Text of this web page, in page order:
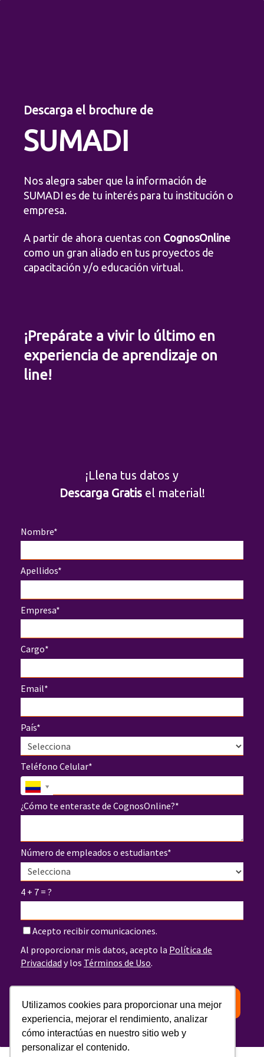
Utilizamos cookies para proporcionar una mejor
experiencia, mejorar el rendimiento, analizar
cómo interactúas en nuestro sitio web y
personalizar el contenido.
Descarga el brochure de
SUMADI
Nos alegra saber que la información de
SUMADI es de tu interés para tu institución o
empresa.
A partir de ahora cuentas con CognosOnline
como un gran aliado en tus proyectos de
capacitación y/o educación virtual.
¡Prepárate a vivir lo último en
experiencia de aprendizaje on
line!
¡Llena tus datos y
Descarga Gratis el material!
Nombre*
Apellidos*
Empresa*
Cargo*
Email*
País*
Teléfono Celular*
¿Cómo te enteraste de CognosOnline?*
Número de empleados o estudiantes*
4 + 7 = ?
Acepto recibir comunicaciones.
Al proporcionar mis datos, acepto la Política de
Privacidad y los Términos de Uso.
DESCARGAR